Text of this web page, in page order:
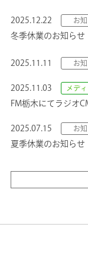
2025.12.22 お
冬季休業のお知らせ
2025.11.11 お
2025.11.03 メデ
FM栃木にてラジオ
2025.07.15 お
夏季休業のお知らせ